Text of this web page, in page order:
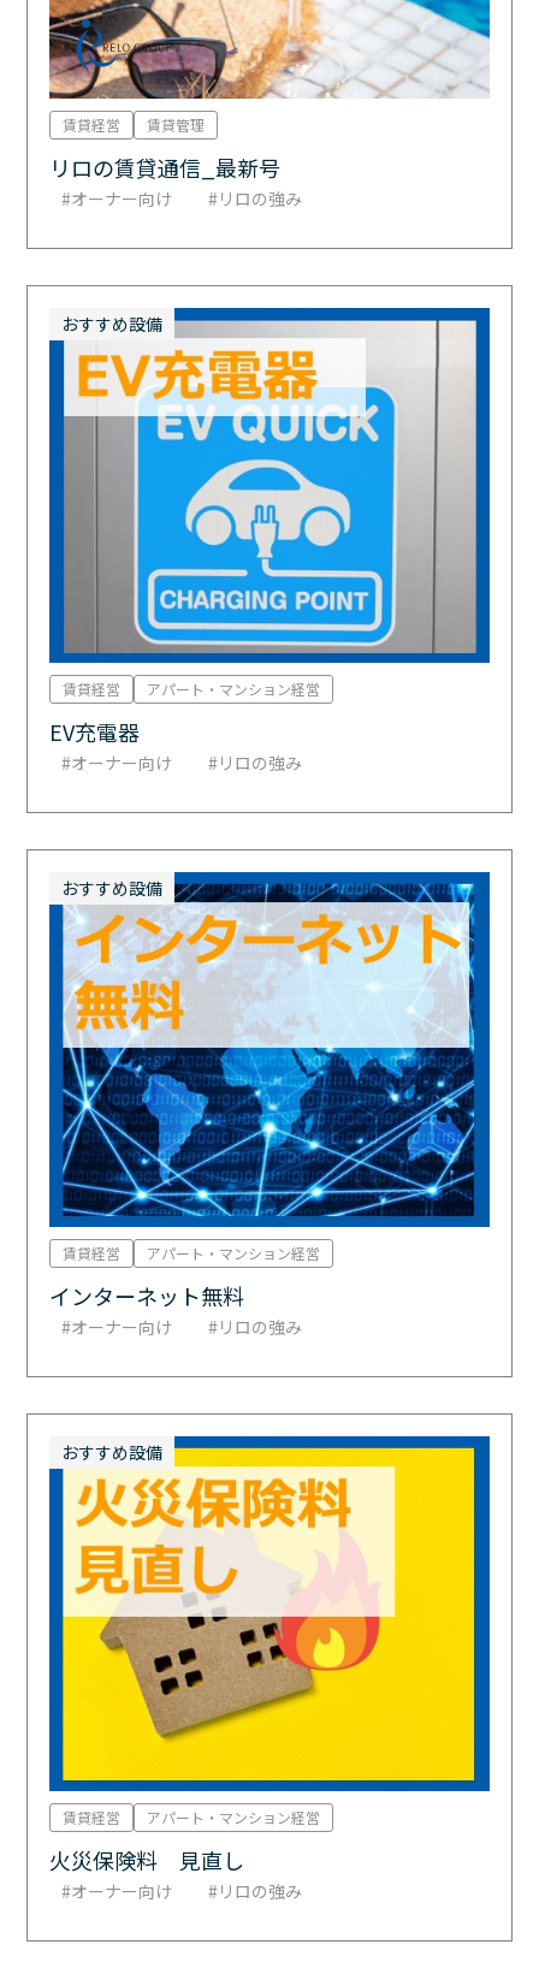
賃貸経営 賃貸管理
リロの賃貸通信_最新号
オーナー向け リロの強み
おすすめ設備
賃貸経営 アパート・マンション経営
EV充電器
オーナー向け リロの強み
おすすめ設備
賃貸経営 アパート・マンション経営
インターネット無料
オーナー向け リロの強み
おすすめ設備
賃貸経営 アパート・マンション経営
火災保険料 見直し
オーナー向け リロの強み